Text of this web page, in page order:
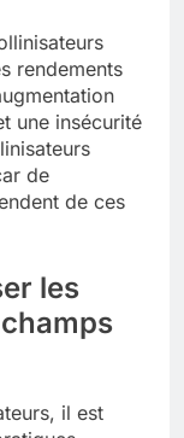
rendements
une insécurité
de
de ces
les
il est